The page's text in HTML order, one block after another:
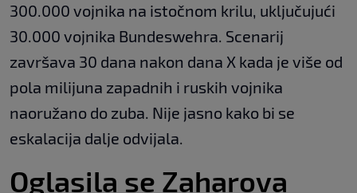
300.000 vojnika na istočnom krilu, uključujući
30.000 vojnika Bundeswehra. Scenarij
završava 30 dana nakon dana X kada je više od
pola milijuna zapadnih i ruskih vojnika
naoružano do zuba. Nije jasno kako bi se
eskalacija dalje odvijala.
Oglasila se Zaharova